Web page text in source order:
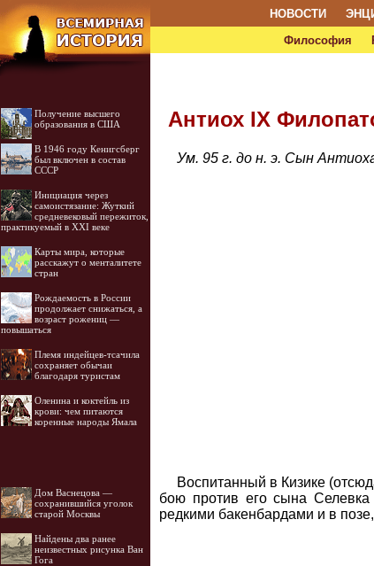
НОВОСТИ
Философия
Получение высшего
образования в США
В 1946 году Кенигсберг
был включен в состав
СССР
Инициация через
самоистязание: Жуткий
средневековый пережиток,
практикуемый в XXI веке
Карты мира, которые
расскажут о менталитете
стран
Рождаемость в России
продолжает снижаться, а
возраст рожениц —
повышаться
Племя индейцев-тсачила
сохраняет обычаи
благодаря туристам
Оленина и коктейль из
крови: чем питаются
коренные народы Ямала
Дом Васнецова —
сохранившийся уголок
старой Москвы
Найдены два ранее
неизвестных рисунка Ван
Гога
Антиох IX
Ум. 95 г. до н. э. Сын
Воспитанный в Кизике
бою против его сына
редкими бакенбардами и в